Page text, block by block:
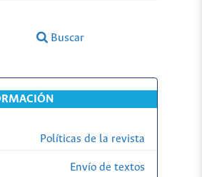
Buscar
Políticas de la revista
Envío de textos